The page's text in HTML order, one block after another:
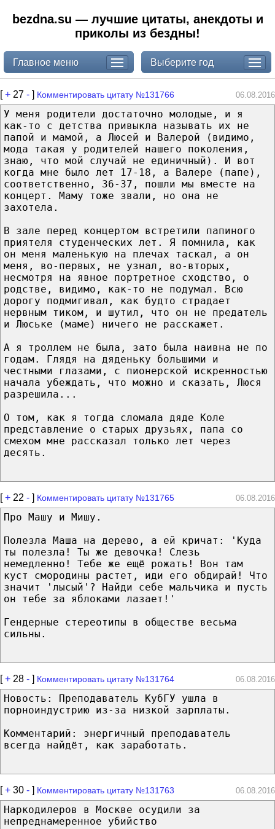
bezdna.su — лучшие цитаты, анекдоты и
приколы из бездны!
Главное меню Выберите год
[+ 27 - ] Комментировать цитату №131766 06.08.2016
У меня родители достаточно молодые, и я
как-то с детства привыкла называть их не
папой и мамой, а Люсей и Валерой (видимо,
мода такая у родителей нашего поколения,
знаю, что мой случай не единичный). И вот
когда мне было лет 17-18, а Валере (папе),
соответственно, 36-37, пошли мы вместе на
концерт. Маму тоже звали, но она не
захотела.
В зале перед концертом встретили папиного
приятеля студенческих лет. Я помнила, как
он меня маленькую на плечах таскал, а он
меня, во-первых, не узнал, во-вторых,
несмотря на явное портретное сходство, о
родстве, видимо, как-то не подумал. Всю
дорогу подмигивал, как будто страдает
нервным тиком, и шутил, что он не предатель
и Люське (маме) ничего не расскажет.
А я троллем не была, зато была наивна не по
годам. Глядя на дяденьку большими и
честными глазами, с пионерской искренностью
начала убеждать, что можно и сказать, Люся
разрешила...
О том, как я тогда сломала дяде Коле
представление о старых друзьях, папа со
смехом мне рассказал только лет через
десять.
[+ 22 - ] Комментировать цитату №131765 06.08.2016
Про Машу и Мишу.
Полезла Маша на дерево, а ей кричат: 'Куда
ты полезла! Ты же девочка! Слезь
немедленно! Тебе же ещё рожать! Вон там
куст смородины растет, иди его обдирай! Что
значит 'лысый'? Найди себе мальчика и пусть
он тебе за яблоками лазает!'
Гендерные стереотипы в обществе весьма
сильны.
[+ 28 - ] Комментировать цитату №131764 06.08.2016
Новость: Преподаватель КубГУ ушла в
порноиндустрию из-за низкой зарплаты.
Комментарий: энергичный преподаватель
всегда найдёт, как заработать.
[+ 30 - ] Комментировать цитату №131763 06.08.2016
Наркодилеров в Москве осудили за
непреднамеренное убийство